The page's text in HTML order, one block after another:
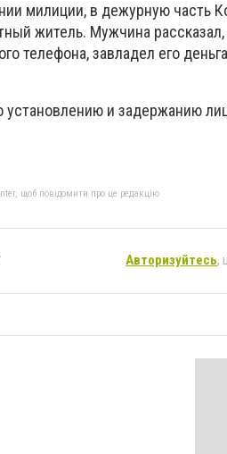
милиции, в дежурную часть
житель. Мужчина
телефона, завладел его
и задержанию
щоб повідомити про це редакцію
Авторизуйтесь,